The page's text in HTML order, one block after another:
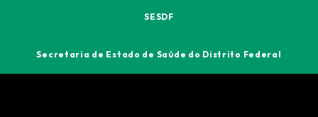
SESDF
Secretaria de Estado de Saúde do Distrito Federal